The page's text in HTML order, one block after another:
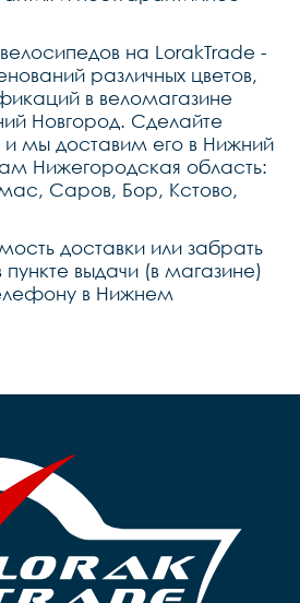
на LorakTrade -
различных цветов,
в веломагазине
Новгород. Сделайте
и мы доставим его в Нижний
Нижегородская область:
Саров, Бор, Кстово,
доставки или забрать
выдачи (в магазине)
в Нижнем